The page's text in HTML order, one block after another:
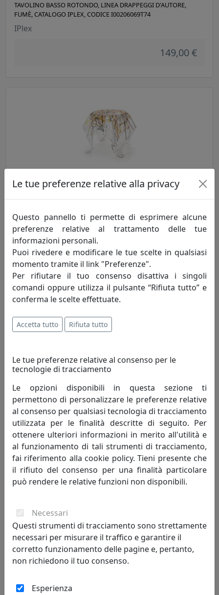
TAVOLINO BASSO ROTONDO, LINEA DRAPPEGGI D'AUTORE,
FUMÈ, CATALOGO IPLEX, CODICE I00206069T74
IPlex
149,00 €
TAVOLINO BASSO ROTONDO, LINEA DRAPPEGGI D'AUTORE,
149,00 €
TAVOLINO BASSO ROTONDO, LINEA DRAPPEGGI D'AUTORE,
TRASPARENTE, CATALOGO IPLEX, CODICE I00206069TAC
IPlex
149,00 €
TAVOLINO BASSO, LINEA DRAPPEGGI, COLORE BIANCO,
CATALOGO IPLEX, CODICE I00206042P01
IPlex
Le tue preferenze relative alla privacy
Questo pannello ti permette di esprimere alcune
preferenze relative al trattamento delle tue
informazioni personali.
Puoi rivedere e modificare le tue scelte in qualsiasi
momento tramite il link "Preferenze".
Per rifiutare il tuo consenso disattiva i singoli
comandi oppure utilizza il pulsante “Rifiuta tutto” e
conferma le scelte effettuate.
Accetta tutto Rifiuta tutto
Le tue preferenze relative al consenso per le
tecnologie di tracciamento
Le opzioni disponibili in questa sezione ti
permettono di personalizzare le preferenze relative
al consenso per qualsiasi tecnologia di tracciamento
utilizzata per le finalità descritte di seguito. Per
ottenere ulteriori informazioni in merito all'utilità e
al funzionamento di tali strumenti di tracciamento,
fai riferimento alla cookie policy. Tieni presente che
il rifiuto del consenso per una finalità particolare
può rendere le relative funzioni non disponibili.
Necessari
Questi strumenti di tracciamento sono strettamente
necessari per misurare il traffico e garantire il
corretto funzionamento delle pagine e, pertanto,
non richiedono il tuo consenso.
Esperienza